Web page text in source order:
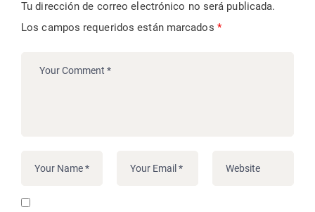
Tu dirección de correo electrónico no será publicada.
Los campos requeridos están marcados *